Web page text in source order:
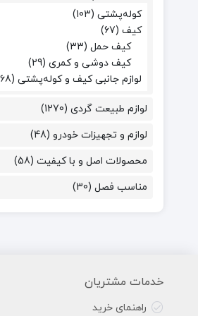
کوله‌پشتی (103)
کیف (67)
کیف حمل (33)
کیف دوشی و کمری (29)
لوازم جانبی کیف و کوله‌پشتی (68)
لوازم طبیعت گردی (1270)
لوازم و تجهیزات خودرو (48)
محصولات اصل و با کیفیت (58)
مناسب فصل (30)
خدمات مشتریان
راهنمای خرید